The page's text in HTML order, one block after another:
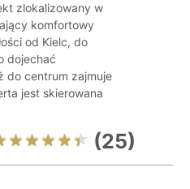
zlokalizowany w
komfortowy
od Kielc, do
dojechać
do centrum zajmuje
jest skierowana
(25)